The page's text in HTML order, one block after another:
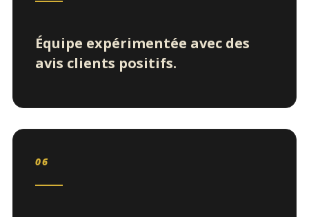
Équipe expérimentée avec des
avis clients positifs.
06